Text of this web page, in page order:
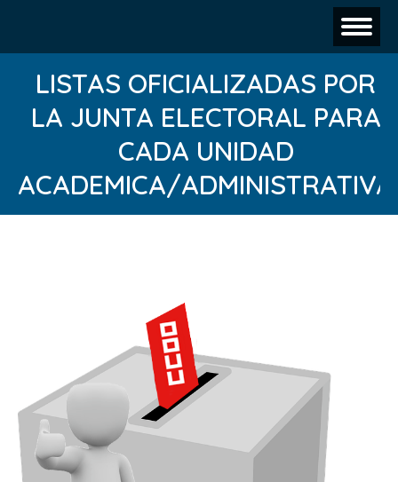
LISTAS OFICIALIZADAS POR
LA JUNTA ELECTORAL PARA
CADA UNIDAD
ACADEMICA/ADMINISTRATIVA